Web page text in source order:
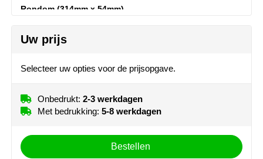
Parker pennen
Peekay
Philips
Senator
Rondom (314mm x 54mm)
Uw prijs
Selecteer uw opties voor de prijsopgave.
Onbedrukt: 2-3 werkdagen
Met bedrukking: 5-8 werkdagen
Bestellen